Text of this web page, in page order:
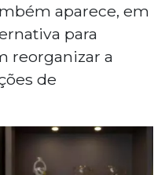
aparece, em
para
reorganizar a
de